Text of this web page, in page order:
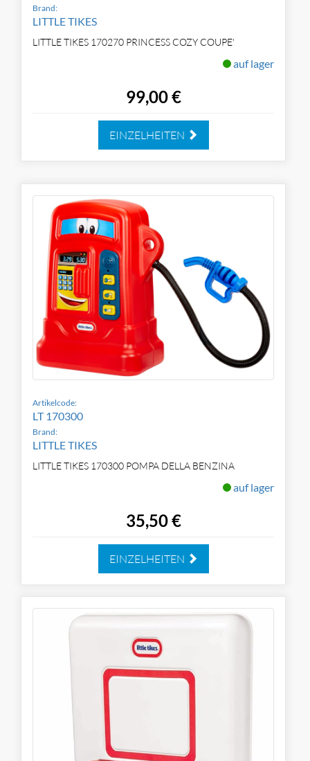
Brand:
LITTLE TIKES
LITTLE TIKES 170270 PRINCESS COZY COUPE'
auf lager
99,00 €
EINZELHEITEN
Artikelcode:
LT 170300
Brand:
LITTLE TIKES
LITTLE TIKES 170300 POMPA DELLA BENZINA
auf lager
35,50 €
EINZELHEITEN